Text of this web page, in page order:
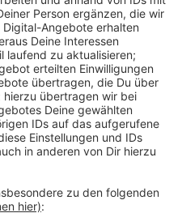
Hunde von der Steuer
für ein Tier bei
Hunde ohne Steuer
der Steuer kann nur für
Dazu zählt zum
zum Schutz oder
benötigt wird.
Einrichtung wie einem
Hunde sind die